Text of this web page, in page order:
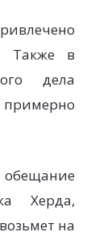
Также в
дела
примерно
Херда,
на